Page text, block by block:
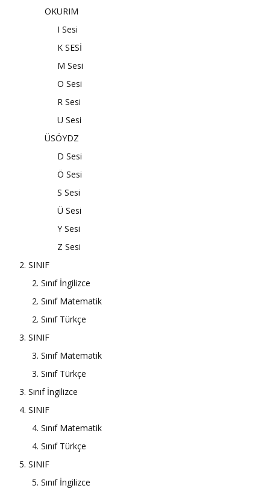
OKURIM
I Sesi
K SESİ
M Sesi
O Sesi
R Sesi
U Sesi
ÜSÖYDZ
D Sesi
Ö Sesi
S Sesi
Ü Sesi
Y Sesi
Z Sesi
2. SINIF
2. Sınıf İngilizce
2. Sınıf Matematik
2. Sınıf Türkçe
3. SINIF
3. Sınıf Matematik
3. Sınıf Türkçe
3. Sınıf İngilizce
4. SINIF
4. Sınıf Matematik
4. Sınıf Türkçe
5. SINIF
5. Sınıf İngilizce